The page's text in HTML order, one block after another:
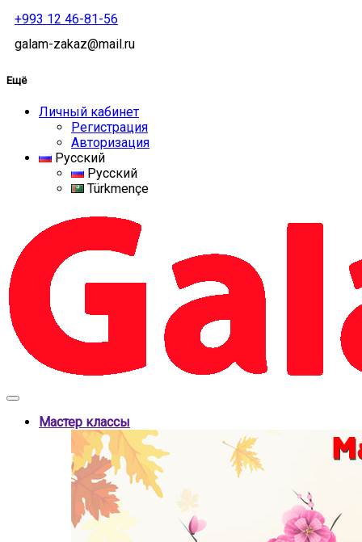
+993 12 46-81-56
galam-zakaz@mail.ru
Ещё
Личный кабинет
Регистрация
Авторизация
Русский
Русский
Türkmençe
Мастер классы